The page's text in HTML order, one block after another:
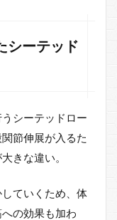
シーテッド
シーテッドロー
節伸展が入るた
きな違い。
ていくため、体
の効果も加わ